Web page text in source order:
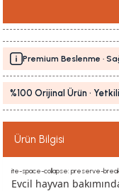
Premium Beslenme ·
%100 Orijinal Ürün ·
Ürün Bilgisi
ite-space-collapse: preserve-
Evcil hayvan